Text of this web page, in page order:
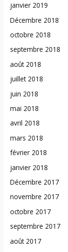
janvier 2019
Décembre 2018
octobre 2018
septembre 2018
août 2018
juillet 2018
juin 2018
mai 2018
avril 2018
mars 2018
février 2018
janvier 2018
Décembre 2017
novembre 2017
octobre 2017
septembre 2017
août 2017